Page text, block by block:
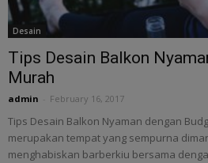
Desain
Tips Desain Balkon
Murah
admin February 16, 2017
Tips Desain Balkon Nyaman dengan
merupakan tempat yang sempurna
menghabiskan barberkiu bersama